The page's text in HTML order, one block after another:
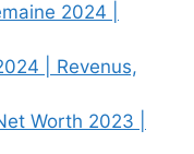
2024 |
| Revenus,
Worth 2023 |